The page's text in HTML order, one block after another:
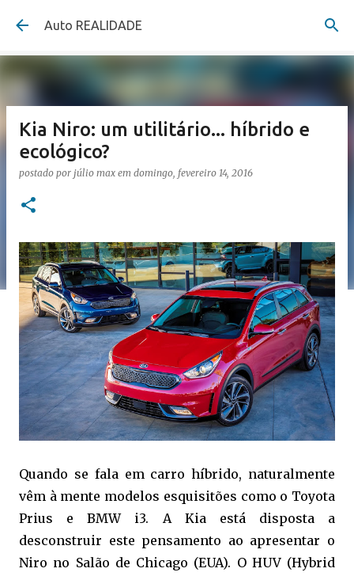
Pular para o conteúdo principal
Auto REALIDADE
Kia Niro: um utilitário... híbrido e
ecológico?
postado por júlio max em domingo, fevereiro 14, 2016
Quando se fala em carro híbrido, naturalmente
vêm à mente modelos esquisitões como o Toyota
Prius e BMW i3. A Kia está disposta a
desconstruir este pensamento ao apresentar o
Niro no Salão de Chicago (EUA). O HUV (Hybrid